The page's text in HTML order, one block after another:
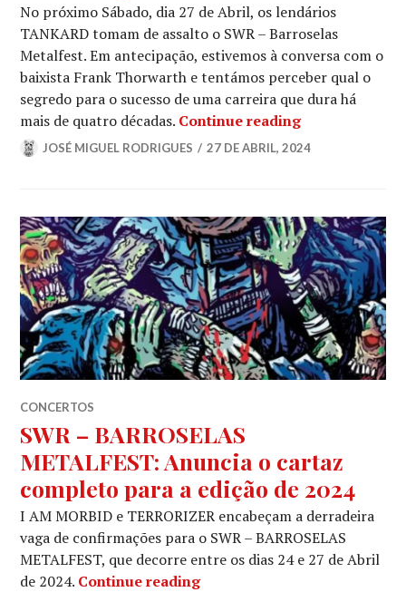
No próximo Sábado, dia 27 de Abril, os lendários
TANKARD tomam de assalto o SWR – Barroselas
Metalfest. Em antecipação, estivemos à conversa com o
baixista Frank Thorwarth e tentámos perceber qual o
segredo para o sucesso de uma carreira que dura há
mais de quatro décadas. Continue readingTANKARD:
JOSÉ MIGUEL RODRIGUES 27 DE ABRIL, 2024
CONCERTOS
SWR – BARROSELAS
METALFEST: Anuncia o cartaz
completo para a edição de 2024
I AM MORBID e TERRORIZER encabeçam a derradeira
vaga de confirmações para o SWR – BARROSELAS
METALFEST, que decorre entre os dias 24 e 27 de Abril
de 2024. Continue readingSWR – BARROSELAS